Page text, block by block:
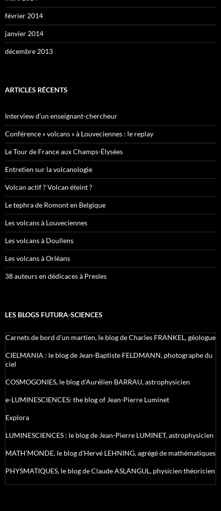
février 2014
janvier 2014
décembre 2013
ARTICLES RÉCENTS
Interview d’un enseignant-chercheur
Conférence « volcans » à Louveciennes : le replay
Le Tour de France aux Champs-Élysées
Entretien sur la volcanologie
Volcan actif ? Volcan éteint ?
Le tephra de Romont en Belgique
Les volcans à Louveciennes
Les volcans à Doullens
Les volcans à Orléans
38 auteurs en dédicaces à Presles
LES BLOGS FUTURA-SCIENCES
Carnets de bord d’un martien, le blog de Charles FRANKEL, géologue
CIELMANIA : le blog de Jean-Baptiste FELDMANN, photographe du
ciel
COSMOGONIES, le blog d'Aurélien BARRAU, astrophysicien
e-LUMINESCIENCES: the blog of Jean-Pierre Luminet
Explora
LUMINESCIENCES : le blog de Jean-Pierre LUMINET, astrophysicien
MATH'MONDE, le blog d'Hervé LEHNING, agrégé de mathématiques
PHYSMATIQUES, le blog de Claude ASLANGUL, physicien théoricien